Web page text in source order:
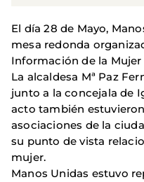
El día 28 de Mayo,
mesa redonda
Información de la
La alcaldesa Mª Paz
junto a la concejala de
acto también
asociaciones de la
su punto de vista
mujer.
Manos Unidas estuvo